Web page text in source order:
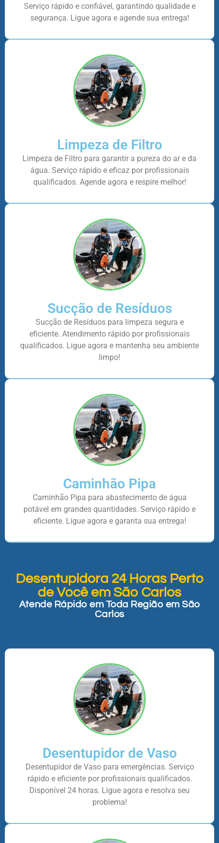
Serviço rápido e confiável, garantindo qualidade e
segurança. Ligue agora e agende sua entrega!
Limpeza de Filtro
Limpeza de Filtro para garantir a pureza do ar e da
água. Serviço rápido e eficaz por profissionais
qualificados. Agende agora e respire melhor!
Sucção de Resíduos
Sucção de Resíduos para limpeza segura e
eficiente. Atendimento rápido por profissionais
qualificados. Ligue agora e mantenha seu ambiente
limpo!
Caminhão Pipa
Caminhão Pipa para abastecimento de água
potável em grandes quantidades. Serviço rápido e
eficiente. Ligue agora e garanta sua entrega!
Desentupidora 24 Horas Perto
de Você em São Carlos
Atende Rápido em Toda Região em São
Carlos
Desentupidor de Vaso
Desentupidor de Vaso para emergências. Serviço
rápido e eficiente por profissionais qualificados.
Disponível 24 horas. Ligue agora e resolva seu
problema!